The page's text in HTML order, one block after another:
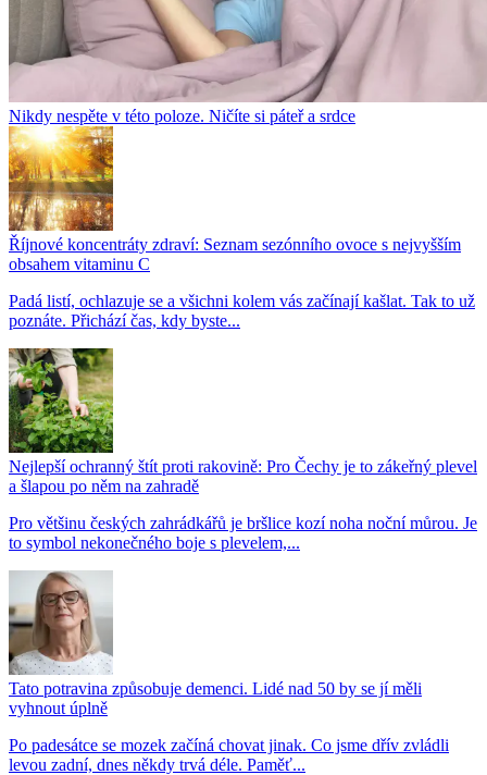
Nikdy nespěte v této poloze. Ničíte si páteř a srdce
Říjnové koncentráty zdraví: Seznam sezónního ovoce s nejvyšším
obsahem vitaminu C
Padá listí, ochlazuje se a všichni kolem vás začínají kašlat. Tak to už
poznáte. Přichází čas, kdy byste...
Nejlepší ochranný štít proti rakovině: Pro Čechy je to zákeřný plevel
a šlapou po něm na zahradě
Pro většinu českých zahrádkářů je bršlice kozí noha noční můrou. Je
to symbol nekonečného boje s plevelem,...
Tato potravina způsobuje demenci. Lidé nad 50 by se jí měli
vyhnout úplně
Po padesátce se mozek začíná chovat jinak. Co jsme dřív zvládli
levou zadní, dnes někdy trvá déle. Paměť...